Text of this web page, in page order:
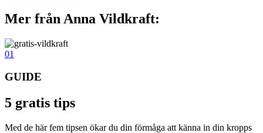
Mer från Anna Vildkraft:
01
GUIDE
5 gratis tips
Med de här fem tipsen ökar du din förmåga att känna in din kropps